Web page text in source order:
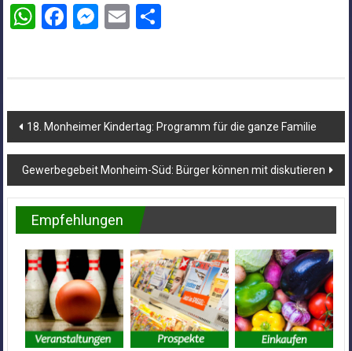
WhatsApp
Facebook
Messenger
EmailTeilen
Beitragsnavigation
18. Monheimer Kindertag: Programm für die ganze Familie
Gewerbegebeit Monheim-Süd: Bürger können mit diskutieren
Empfehlungen